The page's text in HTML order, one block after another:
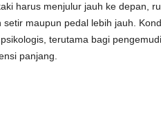
harus menjulur jauh ke depan,
setir maupun pedal lebih jauh.
terutama bagi
panjang.